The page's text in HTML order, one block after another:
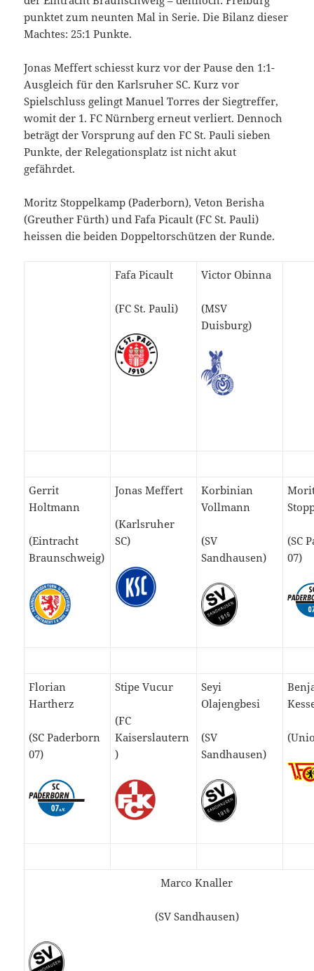
punktet zum neunten Mal in Serie. Die Bilanz dieser
Machtes: 25:1 Punkte.
Jonas Meffert schiesst kurz vor der Pause den 1:1-
Ausgleich für den Karlsruher SC. Kurz vor
Spielschluss gelingt Manuel Torres der Siegtreffer,
womit der 1. FC Nürnberg erneut verliert. Dennoch
beträgt der Vorsprung auf den FC St. Pauli sieben
Punkte, der Relegationsplatz ist nicht akut
gefährdet.
Moritz Stoppelkamp (Paderborn), Veton Berisha
(Greuther Fürth) und Fafa Picault (FC St. Pauli)
heissen die beiden Doppeltorschützen der Runde.
Fafa Picault
(FC St. Pauli)
Victor Obinna
(MSV
Duisburg)
Gerrit
Holtmann
(Eintracht
Braunschweig)
Jonas Meffert
(Karlsruher
SC)
Korbinian
Vollmann
(SV
Sandhausen)
(SC
07)
Florian
Hartherz
(SC Paderborn
07)
Stipe Vucur
(FC
Kaiserslautern
)
Seyi
Olajengbesi
(SV
Sandhausen)
Marco Knaller
(SV Sandhausen)